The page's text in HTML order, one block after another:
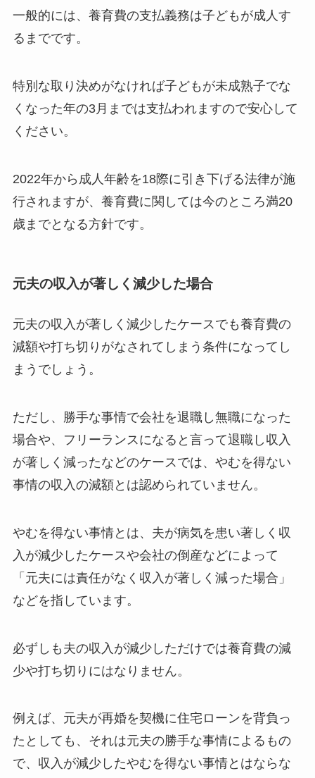
一般的には、養育費の支払義務は子どもが成人す
るまでです。
特別な取り決めがなければ子どもが未成熟子でな
くなった年の3月までは支払われますので安心して
ください。
2022年から成人年齢を18際に引き下げる法律が施
行されますが、養育費に関しては今のところ満20
歳までとなる方針です。
元夫の収入が著しく減少した場合
元夫の収入が著しく減少したケースでも養育費の
減額や打ち切りがなされてしまう条件になってし
まうでしょう。
ただし、勝手な事情で会社を退職し無職になった
場合や、フリーランスになると言って退職し収入
が著しく減ったなどのケースでは、やむを得ない
事情の収入の減額とは認められていません。
やむを得ない事情とは、夫が病気を患い著しく収
入が減少したケースや会社の倒産などによって
「元夫には責任がなく収入が著しく減った場合」
などを指しています。
必ずしも夫の収入が減少しただけでは養育費の減
少や打ち切りにはなりません。
例えば、元夫が再婚を契機に住宅ローンを背負っ
たとしても、それは元夫の勝手な事情によるもの
で、収入が減少したやむを得ない事情とはならな